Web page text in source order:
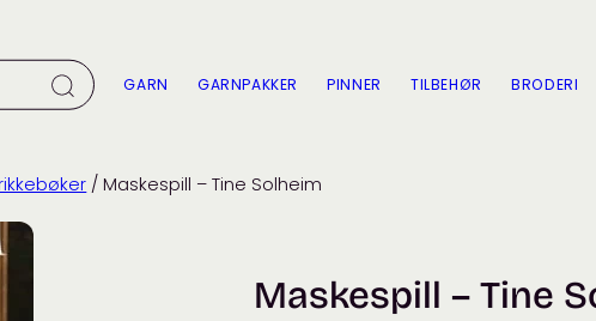
GARN GARNPAKKER PINNER TILBEHØR BRODERI
/ Maskespill – Tine Solheim
Maskespill – Tine